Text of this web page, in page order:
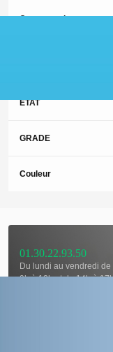
Commentaire
ETAT
GRADE
Couleur
01.30.22.93.50
Du lundi au vendredi de
9h à 12h et de 14h à